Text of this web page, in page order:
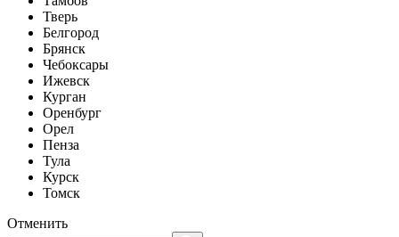
Тверь
Белгород
Брянск
Чебоксары
Ижевск
Курган
Оренбург
Орел
Пенза
Тула
Курск
Томск
Отменить